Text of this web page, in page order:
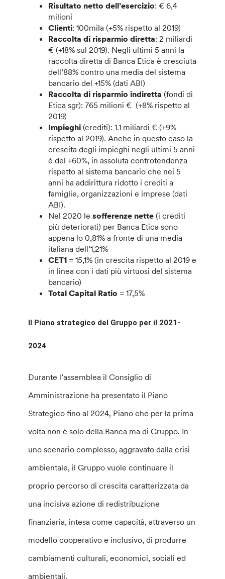
Risultato netto dell’esercizio: € 6,4
milioni
Clienti: 100mila (+5% rispetto al 2019)
Raccolta di risparmio diretta: 2 miliardi
€ (+18% sul 2019). Negli ultimi 5 anni la
raccolta diretta di Banca Etica è cresciuta
dell’88% contro una media del sistema
bancario del +15% (dati ABI)
Raccolta di risparmio indiretta (fondi di
Etica sgr): 765 milioni € (+8% rispetto al
2019)
Impieghi(crediti): 1.1 miliardi € (+9%
rispetto al 2019). Anche in questo caso la
crescita degli impieghi negli ultimi 5 anni
è del +60%, in assoluta controtendenza
rispetto al sistema bancario che nei 5
anni ha addirittura ridotto i crediti a
famiglie, organizzazioni e imprese (dati
ABI).
Nel 2020 lesofferenze nette (i crediti
più deteriorati) per Banca Etica sono
appena lo 0,81% a fronte di una media
italiana dell’1,21%
CET1 = 15,1% (in crescita rispetto al 2019 e
in linea con i dati più virtuosi del sistema
bancario)
Total Capital Ratio = 17,5%
Il Piano strategico del Gruppo per il 2021-
2024
Durante l’assemblea il Consiglio di
Amministrazione ha presentato il Piano
Strategico fino al 2024, Piano che per la prima
volta non è solo della Banca ma di Gruppo. In
uno scenario complesso, aggravato dalla crisi
ambientale, il Gruppo vuole continuare il
proprio percorso di crescita caratterizzata da
una incisiva azione di redistribuzione
finanziaria, intesa come capacità, attraverso un
modello cooperativo e inclusivo, di produrre
cambiamenti culturali, economici, sociali ed
ambientali.